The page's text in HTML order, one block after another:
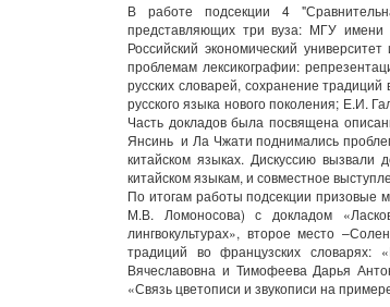
В работе подсекции 4
представляющих три вуза: МГУ имени
Российский экономический
проблемам лексикографии:
русских словарей, сохранение
русского языка нового поколения; Е.И.
Часть докладов была посвящена
Янсинь и Ла Чжати поднимались
китайском языках. Дискуссию
китайском языкам, и совместное
По итогам работы подсекции
М.В. Ломоносова) с докладом
лингвокультурах», второе место
традиций во французских
Вячеславовна и Тимофеева Дарья
«Связь цветописи и звукописи на